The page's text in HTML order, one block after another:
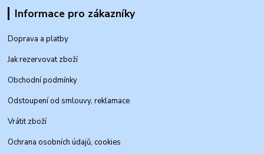
Informace pro zákazníky
Doprava a platby
Jak rezervovat zboží
Obchodní podmínky
Odstoupení od smlouvy, reklamace
Vrátit zboží
Ochrana osobních údajů, cookies